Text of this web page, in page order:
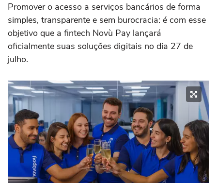
Promover o acesso a serviços bancários de forma
simples, transparente e sem burocracia: é com esse
objetivo que a fintech Novù Pay lançará
oficialmente suas soluções digitais no dia 27 de
julho.